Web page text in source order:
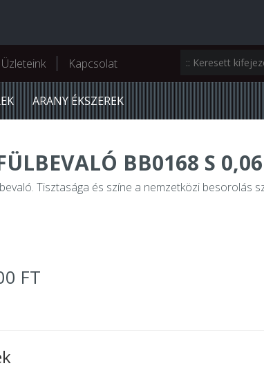
Üzleteink Kapcsolat
ARANY ÉKSZEREK
BB0168 S
Tisztasága és színe a nemzetközi besorolás
FT